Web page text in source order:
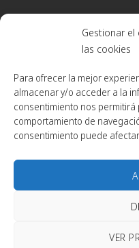
Gestionar
las cookies
Para ofrecer la mejor
almacenar y/o acceder a la
consentimiento nos
comportamiento de
consentimiento puede
VER
Gogorrena bidea, 3
48180. Loiu, Bizkaia
de